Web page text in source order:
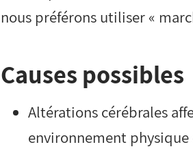
nous préférons utiliser «
Causes possibles
Altérations cérébrales
environnement